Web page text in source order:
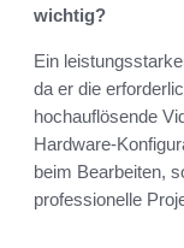
wichtig?
Ein
da er die
hochauflösende
Hardware-
beim Bearbeiten,
professionelle